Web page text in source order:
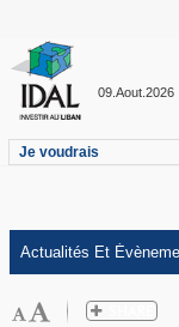
09.Aout.2026
Je voudrais